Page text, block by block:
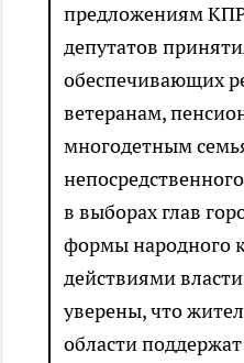
предложениям
депутатов
обеспечивающих
ветеранам,
многодетным
в выборах глав
формы народного
действиями
уверены, что
области